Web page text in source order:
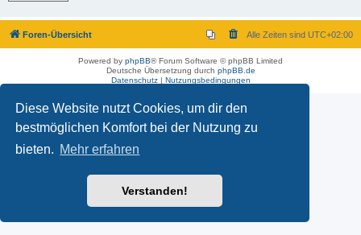
Diese Website nutzt Cookies, um dir den
bestmöglichen Komfort bei der Nutzung zu
bieten. Mehr erfahren
Verstanden!
Foren-Übersicht Alle Zeiten sind UTC+02:00
Powered by phpBB® Forum Software © phpBB Limited
Deutsche Übersetzung durch phpBB.de
Datenschutz| Nutzungsbedingungen